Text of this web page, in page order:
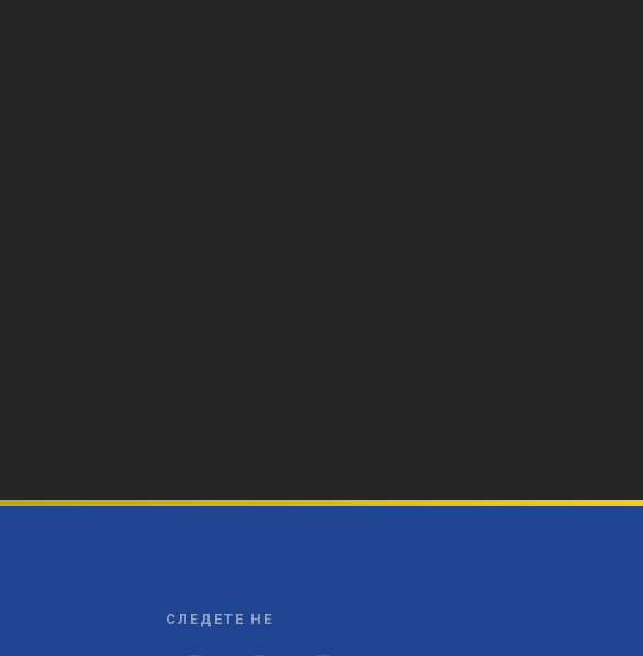
СЛЕДЕТЕ НЕ